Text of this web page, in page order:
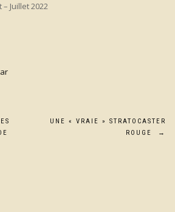
Juillet 2022
UNE « VRAIE » STRATOCASTER
ROUGE
→